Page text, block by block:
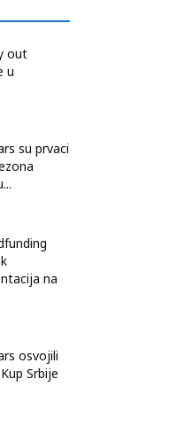
out
u
su prvaci
na
osvojili
Srbije